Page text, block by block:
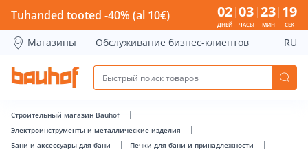
PUUKERIS TATPAR V-3 S GL KLAASUKSEGA LÄBI SEINA
Tuhanded tooted -40% (al 10€) 02
ДНЕЙ
03
ЧАСЫ
23
МИН
19
СЕК
Магазины Обслуживание бизнес-клиентов RU
Строительный магазин Bauhof
Электроинструменты и металлические изделия
Бани и аксессуары для бани
Печки для бани и принадлежности